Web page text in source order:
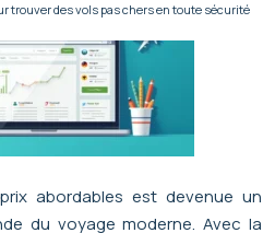
trouver des vols pas chers en toute sécurité
abordables est devenue un
du voyage moderne. Avec la